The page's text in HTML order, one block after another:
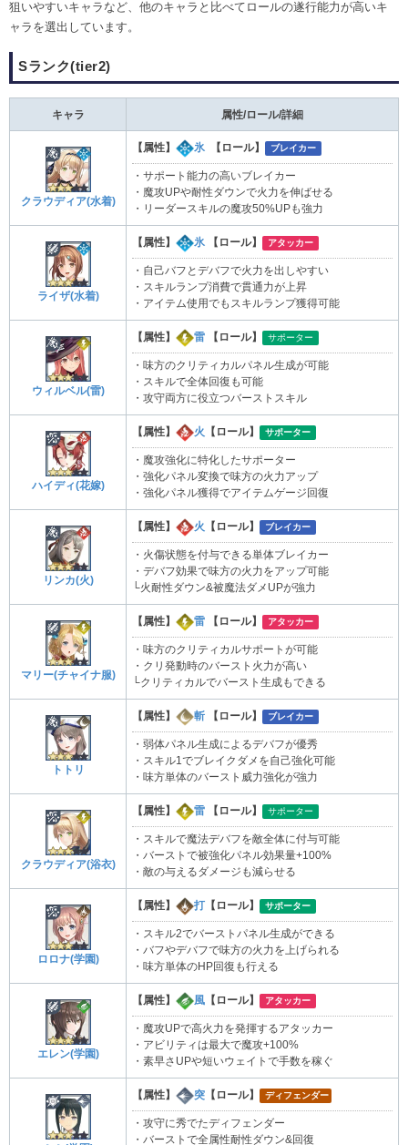
狙いやすいキャラなど、他のキャラと比べてロールの遂行能力が高いキ
ャラを選出しています。
Sランク(tier2)
キャラ 属性/ロール/詳細
クラウディア(水着)
【属性】 氷 【ロール】 ブレイカー
・サポート能力の高いブレイカー
・魔攻UPや耐性ダウンで火力を伸ばせる
・リーダースキルの魔攻50%UPも強力
ライザ(水着)
【属性】 氷 【ロール】 アタッカー
・自己バフとデバフで火力を出しやすい
・スキルランプ消費で貫通力が上昇
・アイテム使用でもスキルランプ獲得可能
ウィルベル(雷)
【属性】 雷 【ロール】 サポーター
・味方のクリティカルパネル生成が可能
・スキルで全体回復も可能
・攻守両方に役立つバーストスキル
ハイディ(花嫁)
【属性】 火 【ロール】 サポーター
・魔攻強化に特化したサポーター
・強化パネル変換で味方の火力アップ
・強化パネル獲得でアイテムゲージ回復
リンカ(火)
【属性】 火 【ロール】 ブレイカー
・火傷状態を付与できる単体ブレイカー
・デバフ効果で味方の火力をアップ可能
└火耐性ダウン&被魔法ダメUPが強力
マリー(チャイナ服)
【属性】 雷 【ロール】 アタッカー
・味方のクリティカルサポートが可能
・クリ発動時のバースト火力が高い
└クリティカルでバースト生成もできる
トトリ
【属性】 斬 【ロール】 ブレイカー
・弱体パネル生成によるデバフが優秀
・スキル1でブレイクダメを自己強化可能
・味方単体のバースト威力強化が強力
クラウディア(浴衣)
【属性】 雷 【ロール】 サポーター
・スキルで魔法デバフを敵全体に付与可能
・バーストで被強化パネル効果量+100%
・敵の与えるダメージも減らせる
ロロナ(学園)
【属性】 打 【ロール】 サポーター
・スキル2でバーストパネル生成ができる
・バフやデバフで味方の火力を上げられる
・味方単体のHP回復も行える
エレン(学園)
【属性】 風 【ロール】 アタッカー
・魔攻UPで高火力を発揮するアタッカー
・アビリティは最大で魔攻+100%
・素早さUPや短いウェイトで手数を稼ぐ
【属性】 突 【ロール】 ディフェンダー
・攻守に秀でたディフェンダー
・バーストで全属性耐性ダウン&回復